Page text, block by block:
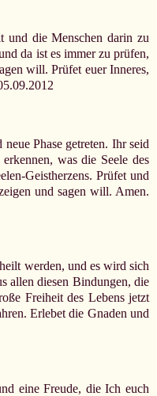
die Menschen darin zu
da ist es immer zu prüfen,
will. Prüfet euer Inneres,
Phase getreten. Ihr seid
was die Seele des
Geistherzens. Prüfet und
und sagen will. Amen.
werden, und es wird sich
allen diesen Bindungen, die
Freiheit des Lebens jetzt
Erlebet die Gnaden und
eine Freude, die Ich euch